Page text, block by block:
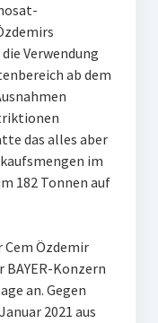
Verwendung
ab dem
das alles aber
im
182 Tonnen auf
Özdemir
Konzern
an. Gegen
2021 aus